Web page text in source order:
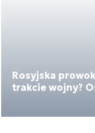
Rosyjska
trakcie wojny?